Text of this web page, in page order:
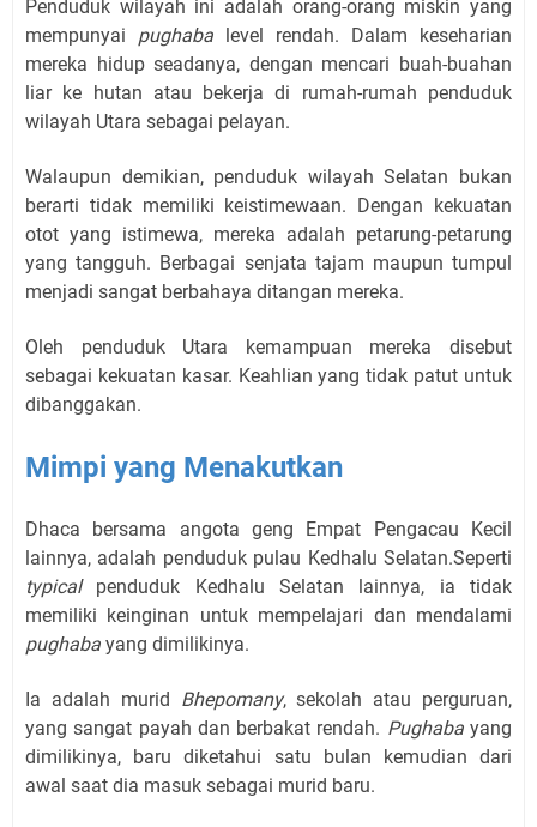
Penduduk wilayah ini adalah orang-orang miskin yang
mempunyai pughaba level rendah. Dalam keseharian
mereka hidup seadanya, dengan mencari buah-buahan
liar ke hutan atau bekerja di rumah-rumah penduduk
wilayah Utara sebagai pelayan.
Walaupun demikian, penduduk wilayah Selatan bukan
berarti tidak memiliki keistimewaan. Dengan kekuatan
otot yang istimewa, mereka adalah petarung-petarung
yang tangguh. Berbagai senjata tajam maupun tumpul
menjadi sangat berbahaya ditangan mereka.
Oleh penduduk Utara kemampuan mereka disebut
sebagai kekuatan kasar. Keahlian yang tidak patut untuk
dibanggakan.
Mimpi yang Menakutkan
Dhaca bersama angota geng Empat Pengacau Kecil
lainnya, adalah penduduk pulau Kedhalu Selatan.Seperti
typicalpenduduk Kedhalu Selatan lainnya, ia tidak
memiliki keinginan untuk mempelajari dan mendalami
pughaba yang dimilikinya.
Ia adalah murid Bhepomany, sekolah atau perguruan,
yang sangat payah dan berbakat rendah. Pughabayang
dimilikinya, baru diketahui satu bulan kemudian dari
awal saat dia masuk sebagai murid baru.